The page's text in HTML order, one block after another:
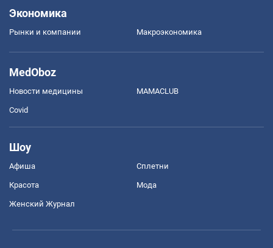
Экономика
Рынки и компании Mакроэкономика
MedOboz
Новости медицины MAMACLUB
Covid
Шоу
Афиша Сплетни
Красота Мода
Женский Журнал